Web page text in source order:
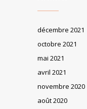
décembre 2021
octobre 2021
mai 2021
avril 2021
novembre 2020
août 2020